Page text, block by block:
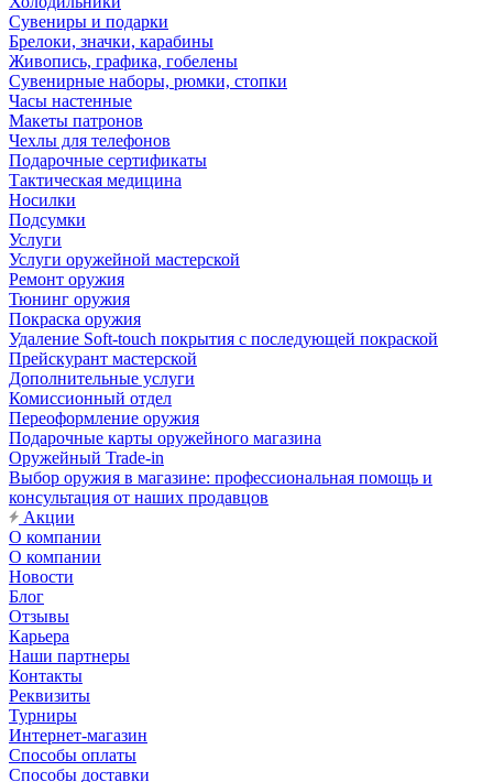
Сувениры и подарки
Брелоки, значки, карабины
Живопись, графика, гобелены
Сувенирные наборы, рюмки, стопки
Часы настенные
Макеты патронов
Чехлы для телефонов
Подарочные сертификаты
Тактическая медицина
Носилки
Подсумки
Услуги
Услуги оружейной мастерской
Ремонт оружия
Тюнинг оружия
Покраска оружия
Удаление Soft-touch покрытия с последующей покраской
Прейскурант мастерской
Дополнительные услуги
Комиссионный отдел
Переоформление оружия
Подарочные карты оружейного магазина
Оружейный Trade-in
Выбор оружия в магазине: профессиональная помощь и
консультация от наших продавцов
Акции
О компании
О компании
Новости
Блог
Отзывы
Карьера
Наши партнеры
Контакты
Реквизиты
Турниры
Интернет-магазин
Способы оплаты
Способы доставки